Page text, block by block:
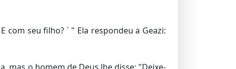
com seu filho? ` " Ela respondeu a Geazi: